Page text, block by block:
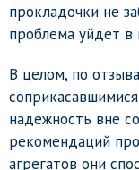
прокладочки не
проблема уйдет в
В целом, по
надежность вне
рекомендаций
агрегатов они